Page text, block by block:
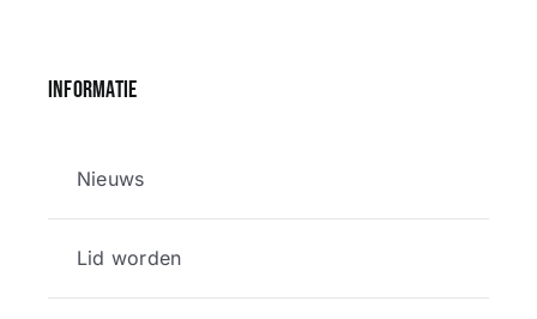
Informatie
Nieuws
Lid worden